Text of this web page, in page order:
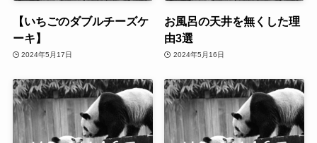
【いちごのダブルチーズケ
ーキ】
2024年5月17日
お風呂の天井を無くした理
由3選
2024年5月16日